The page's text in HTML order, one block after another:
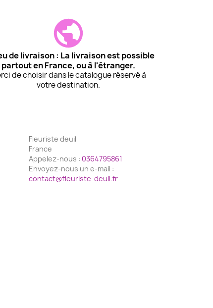
de livraison : La livraison est possible
partout en France, ou à l'étranger.
de choisir dans le catalogue réservé à
votre destination.
Fleuriste deuil
France
Appelez-nous : 0364795861
Envoyez-nous un e-mail :
contact@fleuriste-deuil.fr